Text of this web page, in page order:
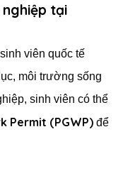
nghiệp tại
viên quốc tế
môi trường sống
sinh viên có thể
Permit (PGWP) để